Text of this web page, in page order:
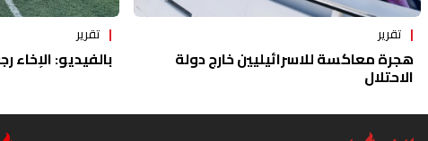
تقرير
هجرة معاكسة للاسرائيليين خارج دولة
الاحتلال
تقرير
بالفيديو: الإخاء